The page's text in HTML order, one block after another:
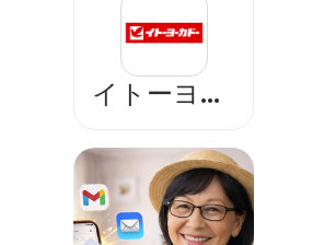
イトーヨーカドー